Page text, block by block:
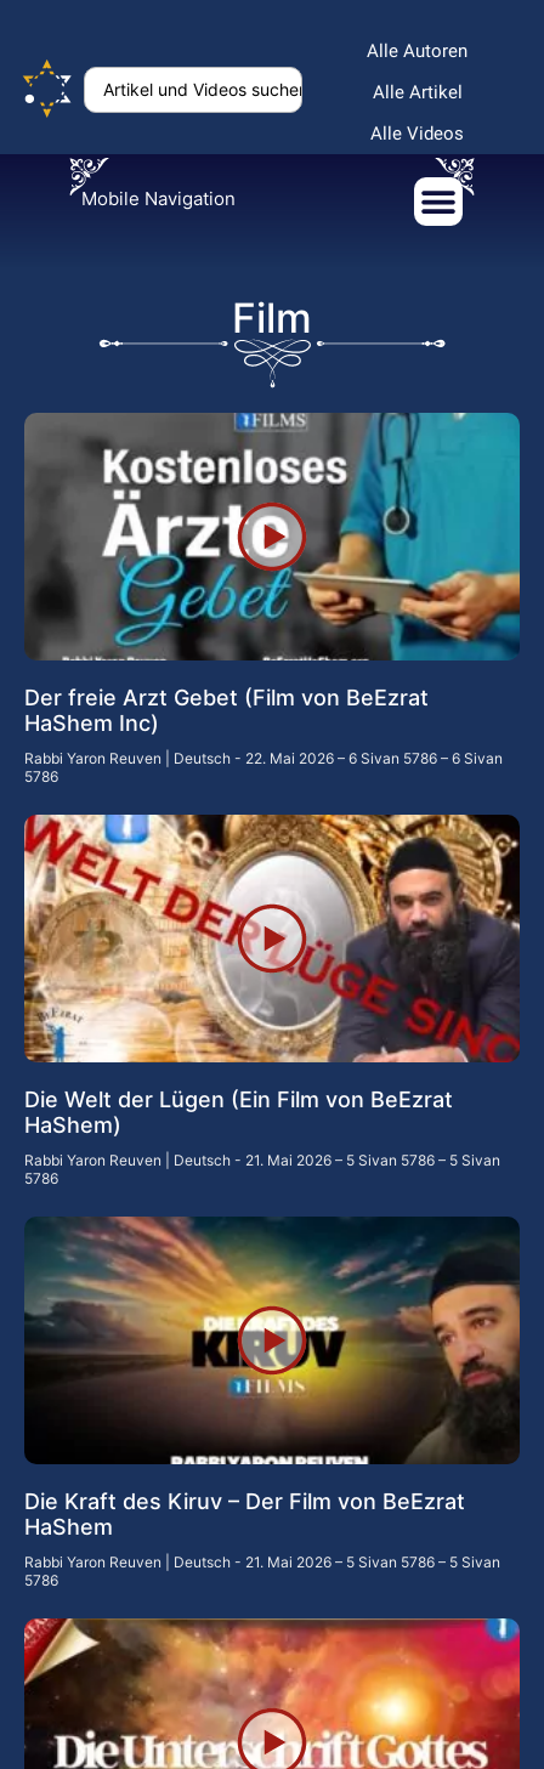
Alle Autoren
Alle Artikel
Alle Videos
Mobile Navigation
Film
Der freie Arzt Gebet (Film von BeEzrat
HaShem Inc)
Rabbi Yaron Reuven | Deutsch
22. Mai 2026 – 6 Sivan 5786 – 6 Sivan
5786
Die Welt der Lügen (Ein Film von BeEzrat
HaShem)
Rabbi Yaron Reuven | Deutsch
21. Mai 2026 – 5 Sivan 5786 – 5 Sivan
5786
Die Kraft des Kiruv – Der Film von BeEzrat
HaShem
Rabbi Yaron Reuven | Deutsch
21. Mai 2026 – 5 Sivan 5786 – 5 Sivan
5786